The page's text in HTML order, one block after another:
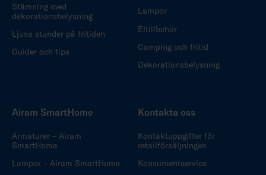
Stämning med
dekorationsbelysning
Ljusa stunder på fritiden
Guider och tips
Lampor
Eltillbehör
Camping och fritid
Dekorationsbelysning
Airam SmartHome
Armaturer – Airam
SmartHome
Lampor – Airam SmartHome
Kontakta oss
Kontaktuppgifter för
retailförsäljningen
Konsumentservice